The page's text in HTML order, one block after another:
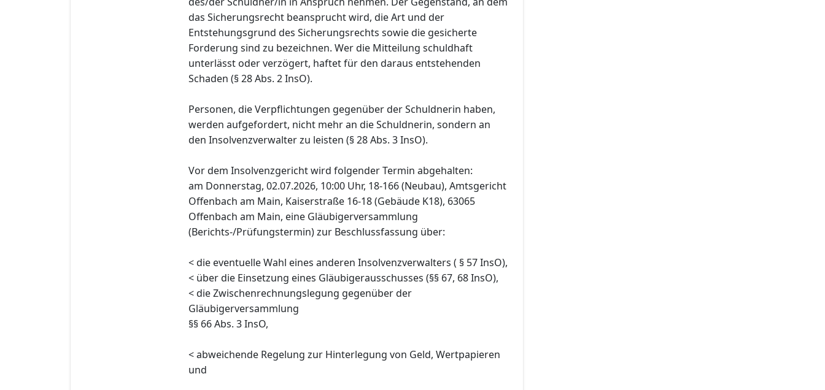
das Sicherungsrecht beansprucht wird, die Art und der
Entstehungsgrund des Sicherungsrechts sowie die gesicherte
Forderung sind zu bezeichnen. Wer die Mitteilung schuldhaft
unterlässt oder verzögert, haftet für den daraus entstehenden
Schaden (§ 28 Abs. 2 InsO).
Personen, die Verpflichtungen gegenüber der Schuldnerin haben,
werden aufgefordert, nicht mehr an die Schuldnerin, sondern an
den Insolvenzverwalter zu leisten (§ 28 Abs. 3 InsO).
Vor dem Insolvenzgericht wird folgender Termin abgehalten:
am Donnerstag, 02.07.2026, 10:00 Uhr, 18-166 (Neubau), Amtsgericht
Offenbach am Main, Kaiserstraße 16-18 (Gebäude K18), 63065
Offenbach am Main, eine Gläubigerversammlung
(Berichts-/Prüfungstermin) zur Beschlussfassung über:
< die eventuelle Wahl eines anderen Insolvenzverwalters ( § 57 InsO),
< über die Einsetzung eines Gläubigerausschusses (§§ 67, 68 InsO),
< die Zwischenrechnungslegung gegenüber der
Gläubigerversammlung
§§ 66 Abs. 3 InsO,
< abweichende Regelung zur Hinterlegung von Geld, Wertpapieren
und